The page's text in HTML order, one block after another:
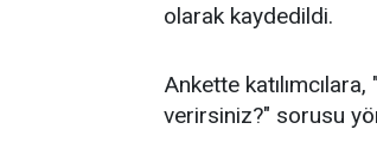
olarak kaydedildi.
Ankette
verirsiniz?" sorusu